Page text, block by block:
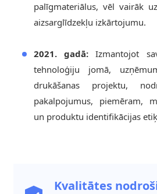
palīgmateriālus, vēl vairāk
aizsarglīdzekļu izkārtojumu.
2021. gadā: Izmantojot
tehnoloģiju jomā,
drukāšanas projektu,
pakalpojumus, piemēram,
un produktu identifikācijas
Kvalitātes